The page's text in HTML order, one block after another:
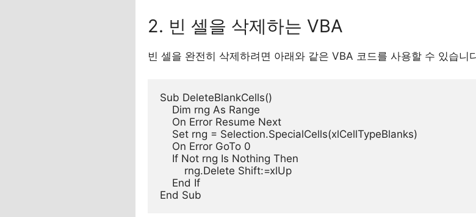
2. 빈 셀을 삭제하는 VBA
빈 셀을 완전히 삭제하려면 아래와 같은 VBA 코드를 사용할 수 있습니
Sub DeleteBlankCells()
    Dim rng As Range
    On Error Resume Next
    Set rng = Selection.SpecialCells(xlCellTypeBlanks)
    On Error GoTo 0
    If Not rng Is Nothing Then
        rng.Delete Shift:=xlUp
    End If